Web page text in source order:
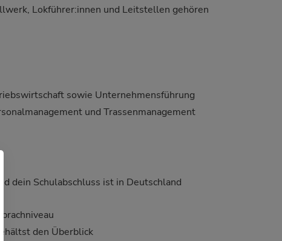
Lokführer:innen und Leitstellen gehören
sowie Unternehmensführung
und Trassenmanagement
dein Schulabschluss ist in Deutschland
den Überblick